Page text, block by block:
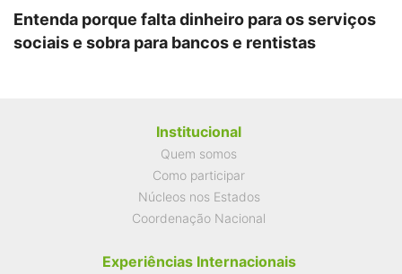
Entenda porque falta dinheiro para os serviços
sociais e sobra para bancos e rentistas
Institucional
Quem somos
Como participar
Núcleos nos Estados
Coordenação Nacional
Experiências Internacionais